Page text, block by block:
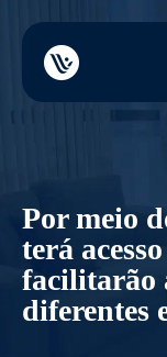
Por meio
terá
facilitarão
diferentes